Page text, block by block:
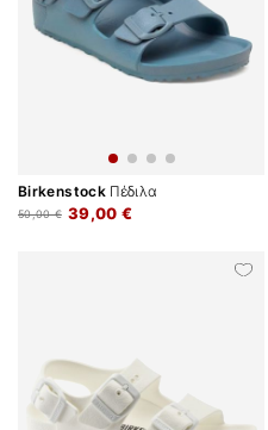
BirkenstockΠέδιλα
39,00 €
50,00 €